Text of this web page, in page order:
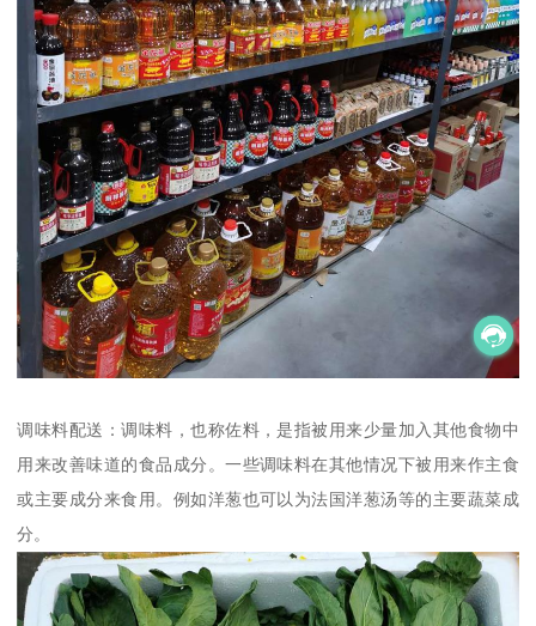
调味料配送：调味料，也称佐料，是指被用来少量加入其他食物中
用来改善味道的食品成分。一些调味料在其他情况下被用来作主食
或主要成分来食用。例如洋葱也可以为法国洋葱汤等的主要蔬菜成
分。